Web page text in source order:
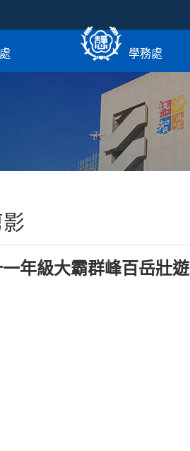
學務處
年級大霸群峰百岳壯遊